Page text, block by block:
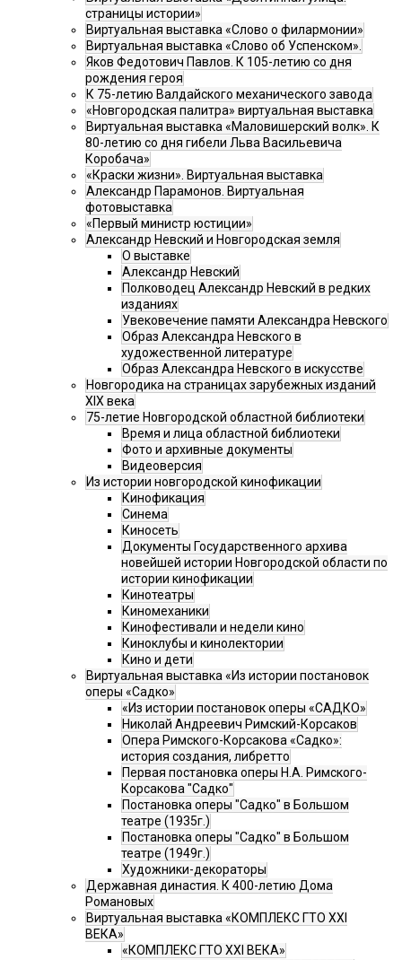
страницы истории»
Виртуальная выставка «Слово о филармонии»
Виртуальная выставка «Слово об Успенском».
Яков Федотович Павлов. К 105-летию со дня
рождения героя
К 75-летию Валдайского механического завода
«Новгородская палитра» виртуальная выставка
Виртуальная выставка «Маловишерский волк». К
80-летию со дня гибели Льва Васильевича
Коробача»
«Краски жизни». Виртуальная выставка
Александр Парамонов. Виртуальная
фотовыставка
«Первый министр юстиции»
Александр Невский и Новгородская земля
О выставке
Александр Невский
Полководец Александр Невский в редких
изданиях
Увековечение памяти Александра Невского
Образ Александра Невского в
художественной литературе
Образ Александра Невского в искусстве
Новгородика на страницах зарубежных изданий
XIX века
75-летие Новгородской областной библиотеки
Время и лица областной библиотеки
Фото и архивные документы
Видеоверсия
Из истории новгородской кинофикации
Кинофикация
Синема
Киносеть
Документы Государственного архива
новейшей истории Новгородской области по
истории кинофикации
Кинотеатры
Киномеханики
Кинофестивали и недели кино
Киноклубы и кинолектории
Кино и дети
Виртуальная выставка «Из истории постановок
оперы «Садко»
«Из истории постановок оперы «САДКО»
Николай Андреевич Римский-Корсаков
Опера Римского-Корсакова «Садко»:
история создания, либретто
Первая постановка оперы Н.А. Римского-
Корсакова "Садко"
Постановка оперы "Садко" в Большом
театре (1935г.)
Постановка оперы "Садко" в Большом
театре (1949г.)
Художники-декораторы
Державная династия. К 400-летию Дома
Романовых
Виртуальная выставка «КОМПЛЕКС ГТО XXI
ВЕКА»
«КОМПЛЕКС ГТО XXI ВЕКА»